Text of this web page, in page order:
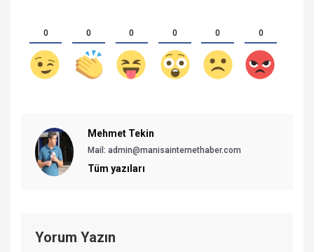
0 0 0 0 0 0
Mehmet Tekin
Mail: admin@manisainternethaber.com
Tüm yazıları
Yorum Yazın